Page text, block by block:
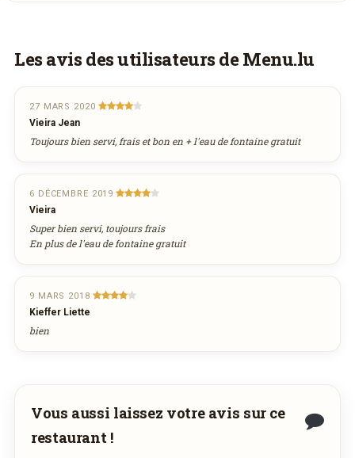
Vous aimeriez être livré ?
Vous adorezCactus Inn Bascharageet vous
voudriez déguster ses plats à la maison ? Ce
restaurant ne propose pas encore la livraison
en ligne. Demandez-lui de rejoindre
chez vous !
DÉCOUVRIR LA LIVRAISON
DES MILLIERS DE PLATS LIVRÉS AU LUXEMBOURG
Les avis des utilisateurs de Menu.lu
27 MARS 2020
Vieira Jean
Toujours bien servi, frais et bon en + l'eau de fontaine gratuit
6 DÉCEMBRE 2019
Vieira
Super bien servi, toujours frais
En plus de l'eau de fontaine gratuit
9 MARS 2018
Kieffer Liette
bien
Vous aussi laissez votre avis sur ce
restaurant !